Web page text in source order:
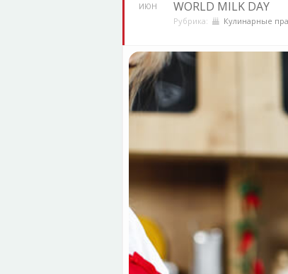
ИЮН WORLD MILK DAY
Рубрика: Кулинарные